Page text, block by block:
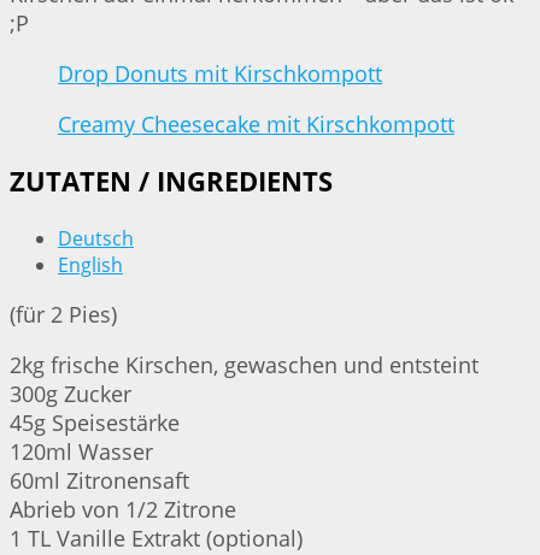
;P
Drop Donuts mit Kirschkompott
Creamy Cheesecake mit Kirschkompott
ZUTATEN / INGREDIENTS
Deutsch
English
(für 2 Pies)
2kg frische Kirschen, gewaschen und entsteint
300g Zucker
45g Speisestärke
120ml Wasser
60ml Zitronensaft
Abrieb von 1/2 Zitrone
1 TL Vanille Extrakt (optional)